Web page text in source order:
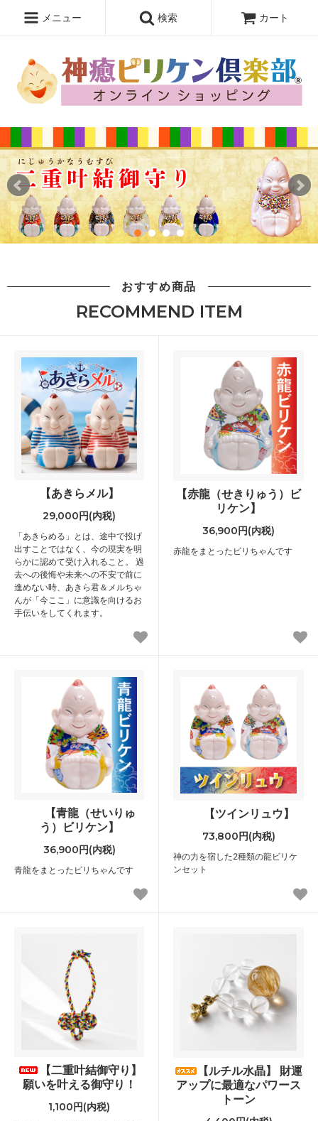
メニュー 検索 カート
おすすめ商品
RECOMMEND ITEM
【あきらメル】
29,000円(内税)
「あきらめる」とは、途中で投げ
出すことではなく、今の現実を明
らかに認めて受け入れること。 過
去への後悔や未来への不安で前に
進めない時、あきら君＆メルちゃ
んが「今ここ」に意識を向けるお
手伝いをしてくれます。
【赤龍（せきりゅう）ビ
リケン】
36,900円(内税)
赤龍をまとったビリちゃんです
【青龍（せいりゅ
う）ビリケン】
36,900円(内税)
青龍をまとったビリちゃんです
【ツインリュウ】
73,800円(内税)
神の力を宿した2種類の龍ビリケ
ンセット
【二重叶結御守り】
願いを叶える御守り！
1,100円(内税)
【ルチル水晶】 財運
アップに最適なパワース
トーン